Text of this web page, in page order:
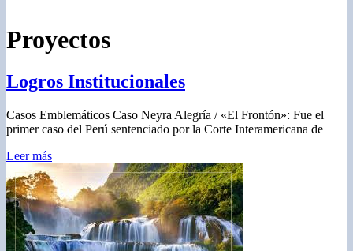
Proyectos
Logros Institucionales
Casos Emblemáticos Caso Neyra Alegría / «El Frontón»: Fue el
primer caso del Perú sentenciado por la Corte Interamericana de
Leer más